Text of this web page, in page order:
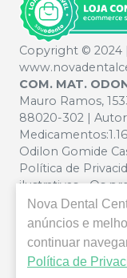
Copyright © 2024
COM. MAT.
Mauro Ramos,
88020-302 |
Odilon Gomide
Política de
ilustrativas - Os
sujeitos a
no site, o valor
vendemos por
direito de não
pelo site.
Nova Dental
anúncios e
continuar
Política de